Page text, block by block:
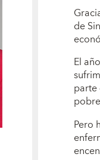
de
El
parte
Pero